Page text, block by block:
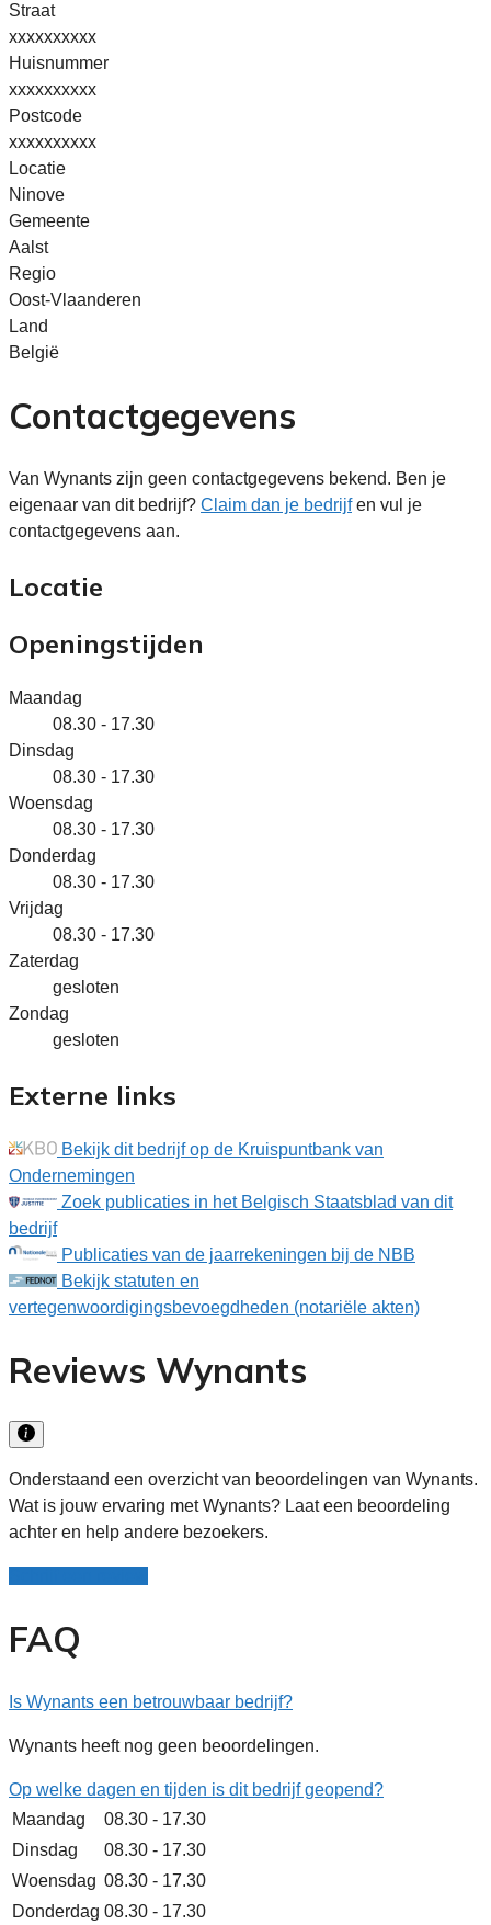
Straat
xxxxxxxxxx
Huisnummer
xxxxxxxxxx
Postcode
xxxxxxxxxx
Locatie
Ninove
Gemeente
Aalst
Regio
Oost-Vlaanderen
Land
België
Contactgegevens
Van Wynants zijn geen contactgegevens bekend. Ben je
eigenaar van dit bedrijf? Claim dan je bedrijfen vul je
contactgegevens aan.
Locatie
Openingstijden
Maandag
08.30 - 17.30
Dinsdag
08.30 - 17.30
Woensdag
08.30 - 17.30
Donderdag
08.30 - 17.30
Vrijdag
08.30 - 17.30
Zaterdag
gesloten
Zondag
gesloten
Externe links
Bekijk dit bedrijf op de Kruispuntbank van
Ondernemingen
Zoek publicaties in het Belgisch Staatsblad van dit
bedrijf
Publicaties van de jaarrekeningen bij de NBB
Bekijk statuten en
vertegenwoordigingsbevoegdheden (notariële akten)
Reviews Wynants
Onderstaand een overzicht van beoordelingen van Wynants.
Wat is jouw ervaring met Wynants? Laat een beoordeling
achter en help andere bezoekers.
FAQ
Is Wynants een betrouwbaar bedrijf?
Wynants heeft nog geen beoordelingen.
Op welke dagen en tijden is dit bedrijf geopend?
Maandag
08.30 - 17.30
Dinsdag
08.30 - 17.30
Woensdag 08.30 - 17.30
Donderdag 08.30 - 17.30